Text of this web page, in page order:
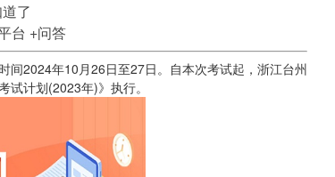
了
台 +问答
间2024年10月26日至27日。自本次考试起，浙江台州
试计划(2023年)》执行。